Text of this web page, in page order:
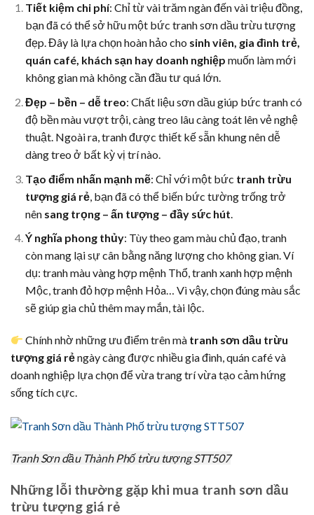
Tiết kiệm chi phí: Chỉ từ vài trăm ngàn đến vài triệu đồng,
bạn đã có thể sở hữu một bức tranh sơn dầu trừu tượng
đẹp. Đây là lựa chọn hoàn hảo cho sinh viên, gia đình trẻ,
quán café, khách sạn hay doanh nghiệp muốn làm mới
không gian mà không cần đầu tư quá lớn.
Đẹp – bền – dễ treo: Chất liệu sơn dầu giúp bức tranh có
độ bền màu vượt trội, càng treo lâu càng toát lên vẻ nghệ
thuật. Ngoài ra, tranh được thiết kế sẵn khung nên dễ
dàng treo ở bất kỳ vị trí nào.
Tạo điểm nhấn mạnh mẽ: Chỉ với một bức tranh trừu
tượng giá rẻ, bạn đã có thể biến bức tường trống trở
nên sang trọng – ấn tượng – đầy sức hút
Ý nghĩa phong thủy: Tùy theo gam màu chủ đạo, tranh
còn mang lại sự cân bằng năng lượng cho không gian. Ví
dụ: tranh màu vàng hợp mệnh Thổ, tranh xanh hợp mệnh
Mộc, tranh đỏ hợp mệnh Hỏa… Vì vậy, chọn đúng màu sắc
sẽ giúp gia chủ thêm may mắn, tài lộc.
Chính nhờ những ưu điểm trên mà tranh sơn dầu trừu
tượng giá rẻngày càng được nhiều gia đình, quán café và
doanh nghiệp lựa chọn để vừa trang trí vừa tạo cảm hứng
sống tích cực.
Tranh Sơn dầu Thành Phố trừu tượng STT507
Những lỗi thường gặp khi mua tranh sơn dầu
trừu tượng giá rẻ